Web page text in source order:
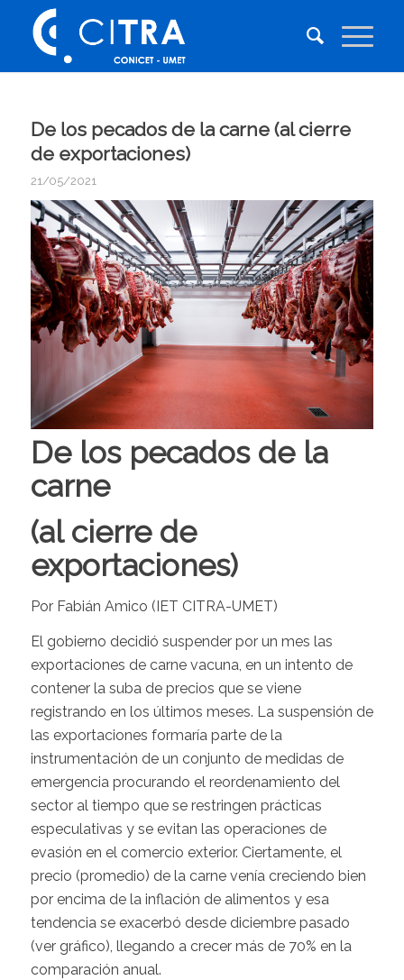
De los pecados de la carne (al cierre
de exportaciones)
21/05/2021
De los pecados de la
carne
(al cierre de
exportaciones)
Por Fabián Amico (IET CITRA-UMET)
El gobierno decidió suspender por un mes las
exportaciones de carne vacuna, en un intento de
contener la suba de precios que se viene
registrando en los últimos meses. La suspensión de
las exportaciones formaría parte de la
instrumentación de un conjunto de medidas de
emergencia procurando el reordenamiento del
sector al tiempo que se restringen prácticas
especulativas y se evitan las operaciones de
evasión en el comercio exterior. Ciertamente, el
precio (promedio) de la carne venía creciendo bien
por encima de la inflación de alimentos y esa
tendencia se exacerbó desde diciembre pasado
(ver gráfico), llegando a crecer más de 70% en la
comparación anual.